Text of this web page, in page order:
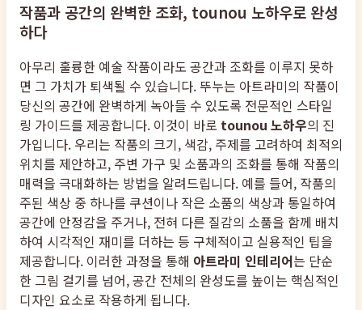
작품과 공간의 완벽한 조화, tounou 노하우로 완성
하다
아무리 훌륭한 예술 작품이라도 공간과 조화를 이루지 못하
면 그 가치가 퇴색될 수 있습니다. 뚜누는 아트라미의 작품이
당신의 공간에 완벽하게 녹아들 수 있도록 전문적인 스타일
링 가이드를 제공합니다. 이것이 바로 tounou 노하우의 진
가입니다. 우리는 작품의 크기, 색감, 주제를 고려하여 최적의
위치를 제안하고, 주변 가구 및 소품과의 조화를 통해 작품의
매력을 극대화하는 방법을 알려드립니다. 예를 들어, 작품의
주된 색상 중 하나를 쿠션이나 작은 소품의 색상과 통일하여
공간에 안정감을 주거나, 전혀 다른 질감의 소품을 함께 배치
하여 시각적인 재미를 더하는 등 구체적이고 실용적인 팁을
제공합니다. 이러한 과정을 통해 아트라미 인테리어는 단순
한 그림 걸기를 넘어, 공간 전체의 완성도를 높이는 핵심적인
디자인 요소로 작용하게 됩니다.